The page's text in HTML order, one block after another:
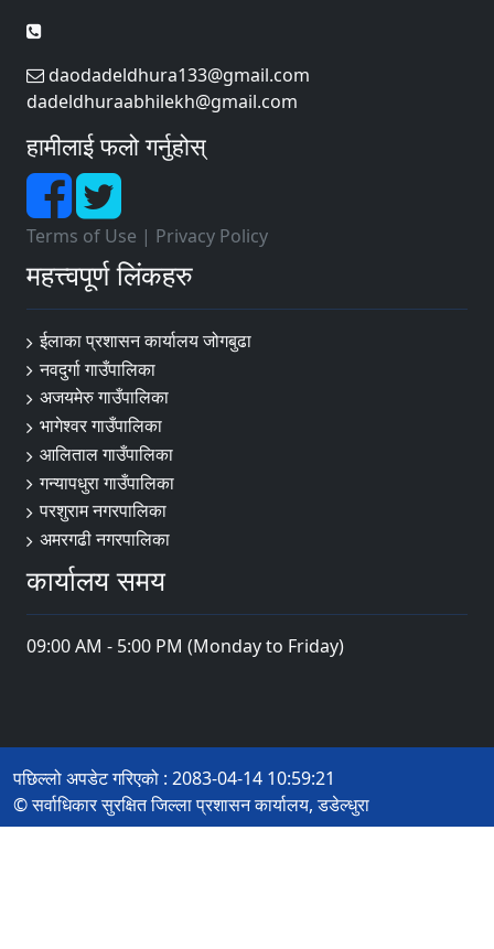
daodadeldhura133@gmail.com
dadeldhuraabhilekh@gmail.com
हामीलाई फलो गर्नुहोस्
Terms of Use | Privacy Policy
महत्त्वपूर्ण लिंकहरु
ईलाका प्रशासन कार्यालय जोगबुढा
नवदुर्गा गाउँपालिका
अजयमेरु गाउँपालिका
भागेश्वर गाउँपालिका
आलिताल गाउँपालिका
गन्यापधुरा गाउँपालिका
परशुराम नगरपालिका
अमरगढी नगरपालिका
कार्यालय समय
09:00 AM - 5:00 PM (Monday to Friday)
पछिल्लो अपडेट गरिएको : 2083-04-14 10:59:21
© सर्वाधिकार सुरक्षित जिल्ला प्रशासन कार्यालय, डडेल्धुरा